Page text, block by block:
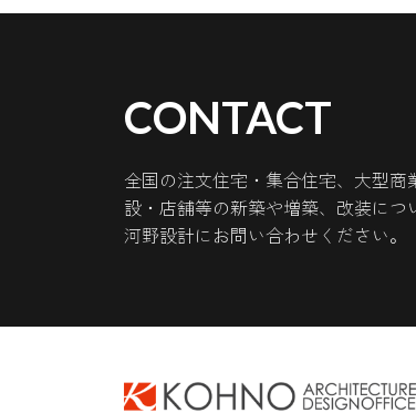
CONTACT
全国の注文住宅・集合住宅、大型
設・店舗等の新築や増築、改装に
河野設計にお問い合わせください。